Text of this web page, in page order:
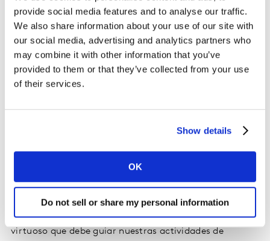
provide social media features and to analyse our traffic.
We also share information about your use of our site with
our social media, advertising and analytics partners who
may combine it with other information that you’ve
provided to them or that they’ve collected from your use
of their services.
Show details
OK
Do not sell or share my personal information
Conseguir la vinculación emocional marca-consumidor
es clave para el equity de la marca, combinando las
experiencias en off con la viralidad “on” de estas
experiencias a través de redes sociales.
Definir, diseñar, lanzar, medir, corregir
Como cualquier actividad de marketing, en el mundo
de los eventos debemos siempre iterar en nuestras
debemos disponer de indicadores clave que nos ayuden
a tomar las mejores decisiones para optimizar el
retorno de nuestra inversión, el ROI.
Definir, Diseñar, Lanzar, Medir, Corregir es el círculo
virtuoso que debe guiar nuestras actividades de